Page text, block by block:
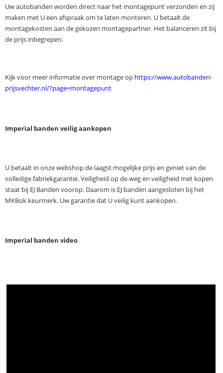
Uw autobanden worden direct naar het montagepunt verzonden en zij
maken met U een afspraak om te laten monteren. U betaalt de
montagekosten aan de gekozen montagepartner. Het balanceren zit bij
de prijs inbegrepen.
Kijk voor meer informatie over montage op https://www.autobanden-
prijsvechter.nl/?page=montagepunt
Imperial banden veilig aankopen
U betaalt in onze webshop de laagst mogelijke prijs en geniet van de
volledige fabriekgarantie. Veiligheid op de weg en veiligheid met kopen
staat bij EJ Banden voorop. Daarom is EJ banden aangesloten bij het
MKBok keurmerk. Uw garantie dat U veilig kunt aankopen.
Imperial banden video